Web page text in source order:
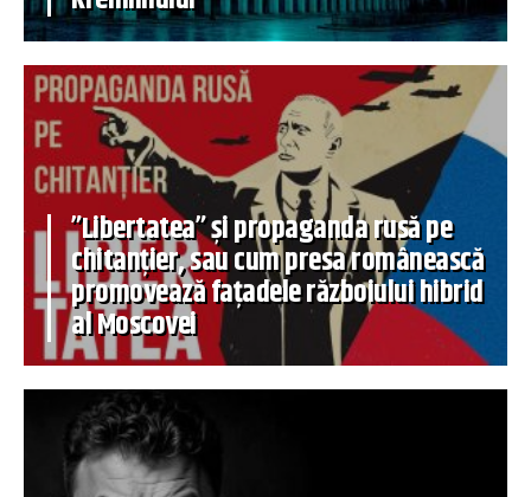
”Libertatea” și propaganda rusă pe
chitanțier, sau cum presa românească
promovează fațadele războiului hibrid
al Moscovei